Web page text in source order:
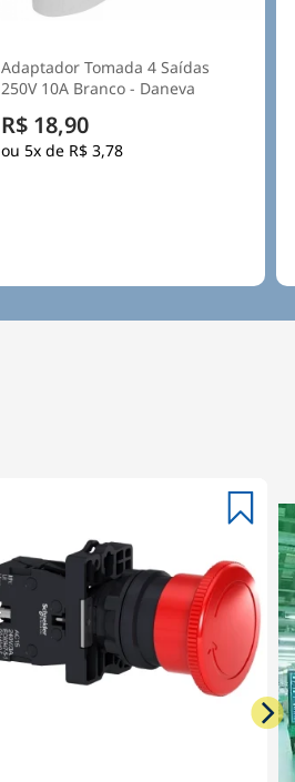
Caixa Distribuição Sobrepor Pvc
300X220X120mm Sem Embutes
R$ 76,90
5x de R$ 15,38